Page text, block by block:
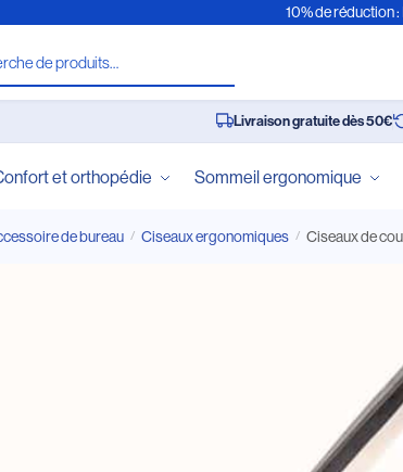
10% de réduction
Livraison gratuite dès 50€
et orthopédie Sommeil ergonomique
de bureau / Ciseaux ergonomiques / Ciseaux de